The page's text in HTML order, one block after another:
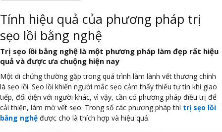
Tính hiệu quả của phương pháp trị
sẹo lồi bằng nghệ
Trị sẹo lồi bằng nghệ là một phương pháp làm đẹp rất hiệu
quả và được ưa chuộng hiện nay
Một di chứng thường gặp trong quá trình làm lành vết thương chính
là sẹo lồi. Sẹo lồi khiến người mắc sẹo cảm thấy thiếu tự tin khi giao
tiếp, đối diện với người khác, vì vậy, cần có phương pháp điều trị để
cải thiện, làm mờ vết sẹo. Trong số các phương pháp thì trị sẹo lồi
bằng nghệ được cho là thích hợp và hiệu quả.